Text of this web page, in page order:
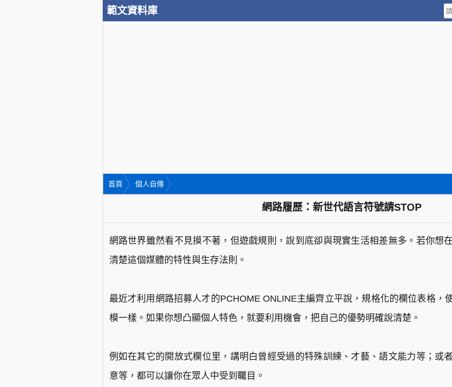
範文資料庫
首頁 個人自傳
網路履歷：新世代語言符號請STOP
網路世界雖然看不見摸不著，但遊戲規則，說到底卻與現實生活相差無多。若你想
清楚這個媒體的特性與生存法則。
最近才利用網路招募人才的PCHOME ONLINE主編齊立平說，規格化的欄位表格，
模一樣。如果你想凸顯個人特色，就要利用機會，把自己的優勢明確說清楚。
例如在其它的開放式欄位里，講明白曾經受過的特殊訓練、才藝、語文能力等；或
意等，都可以讓你在眾人中受到矚目。